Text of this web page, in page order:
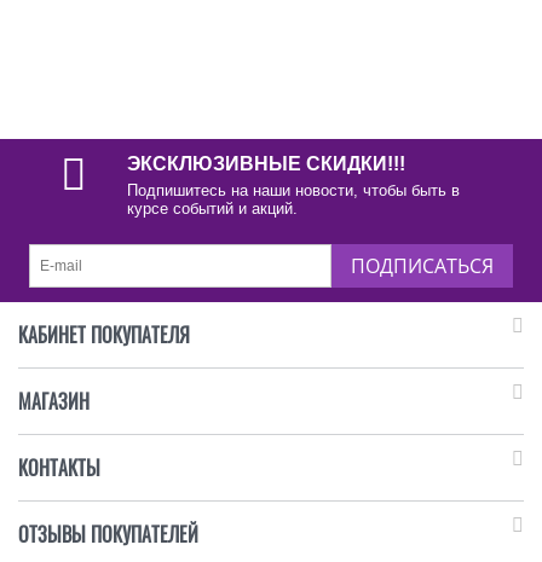
ЭКСКЛЮЗИВНЫЕ СКИДКИ!!!
Подпишитесь на наши новости, чтобы быть в
курсе событий и акций.
ПОДПИСАТЬСЯ
КАБИНЕТ ПОКУПАТЕЛЯ
МАГАЗИН
КОНТАКТЫ
ОТЗЫВЫ ПОКУПАТЕЛЕЙ